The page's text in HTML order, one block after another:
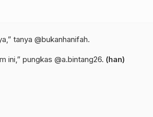
tanya @bukanhanifah.
ini,” pungkas @a.bintang26. (han)